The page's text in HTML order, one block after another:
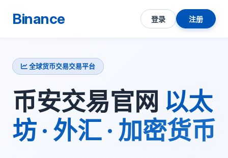
Binance 登录 注册
全球货币交易交易平台
币安交易官网 以太
坊 · 外汇 · 加密货币